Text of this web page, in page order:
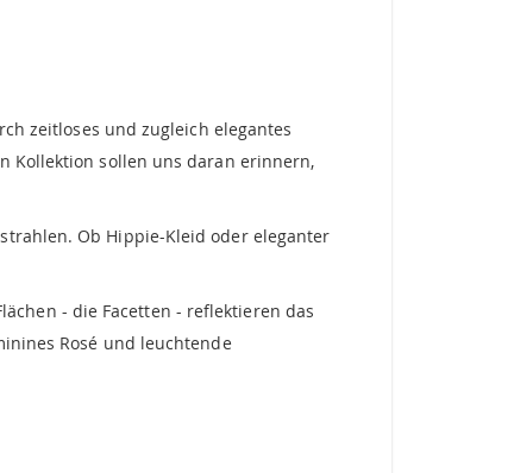
zeitloses und zugleich elegantes
Kollektion sollen uns daran erinnern,
Ob Hippie-Kleid oder eleganter
- die Facetten - reflektieren das
Rosé und leuchtende